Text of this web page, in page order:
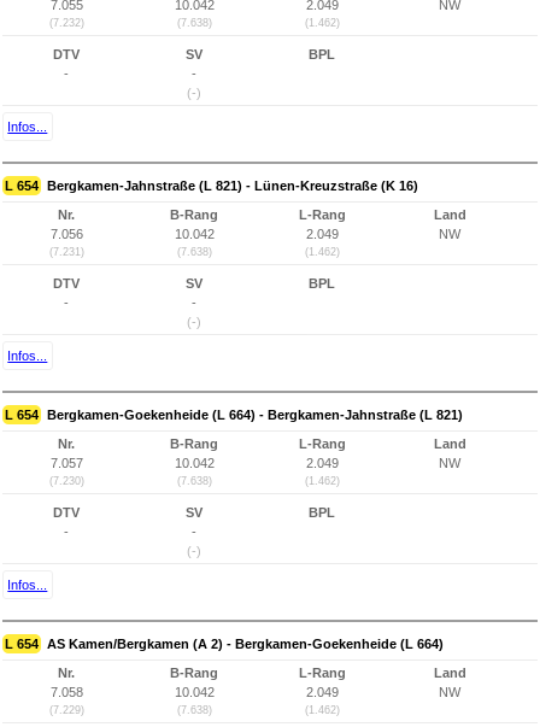
7.055
(7.232)
10.042
(7.638)
2.049
(1.462)
NW
DTV
-
SV
-
(-)
BPL
Infos...
L 654 Bergkamen-Jahnstraße (L 821) - Lünen-Kreuzstraße (K 16)
Nr.
7.056
(7.231)
B-Rang
10.042
(7.638)
L-Rang
2.049
(1.462)
Land
NW
DTV
-
SV
-
(-)
BPL
Infos...
L 654 Bergkamen-Goekenheide (L 664) - Bergkamen-Jahnstraße (L 821)
Nr.
7.057
(7.230)
B-Rang
10.042
(7.638)
L-Rang
2.049
(1.462)
Land
NW
DTV
-
SV
-
(-)
BPL
Infos...
L 654 AS Kamen/Bergkamen (A 2) - Bergkamen-Goekenheide (L 664)
Nr.
7.058
(7.229)
B-Rang
10.042
(7.638)
L-Rang
2.049
(1.462)
Land
NW